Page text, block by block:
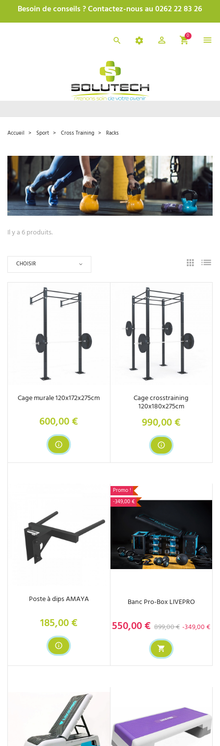
Besoin de conseils ? Contactez-nous au 0262 22 83 26
0
Accueil Sport Cross Training Racks
Il y a 6 produits.
CHOISIR
Cage murale 120x172x275cm
Prix
600,00 €
Cage crosstraining
120x180x275cm
Prix
990,00 €
Poste à dips AMAYA
Prix
185,00 €
Promo !
-349,00 €
Banc Pro-Box LIVEPRO
Prix de base
899,00 € -349,00 €
Prix
550,00 €